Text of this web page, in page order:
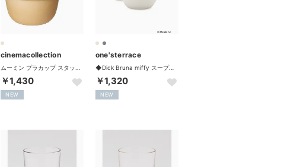
cinemacollection
￥1,430
NEW
one'sterrace
◆Dick Bruna miffy スープマグ 450ml【返品不可商品】 （グレー(912)）
￥1,320
NEW